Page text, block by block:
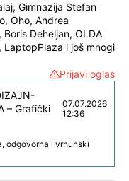
Gimnazija Stefan
Oho, Andrea
Deheljan, OLDA
LaptopPlaza i još mnogi
Prijavi oglas
– Grafički
07.07.2026
12:36
odgovorna i vrhunski